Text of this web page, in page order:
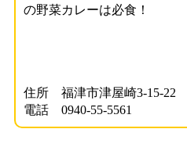
の野菜カレーは必食！
住所 福津市津屋崎3-15-22
電話 0940-55-5561